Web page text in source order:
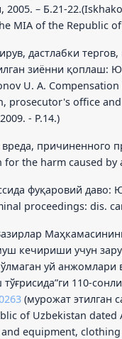
– Б.21-
MIA of the Republic
дастлабки тергов,
зиённи қоплаш:
U. A.
prosecutor's office
- P.14.)
причиненного
for the harm caused by
фуқаровий даво:
proceedings: dis.
кечириши учун
уй
110-
(мурожат этилган
of Uzbekistan dated
equipment,